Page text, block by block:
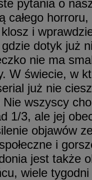
pytania o
całego
i
dotyk już
nie ma
W świecie, w
już nie
wszyscy
1/3, ale jej
objawów
i
jest także
wiele